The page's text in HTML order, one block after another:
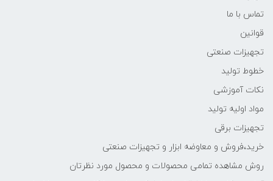
تماس با ما
قوانین
تجهیزات صنعتی
خطوط تولید
نکات آموزشی
مواد اولیه تولید
تجهیزات برقی
خرید،فروش و معاوضه ابزار و تجهیزات صنعتی
روش مشاهده تمامی محصولات و محصول مورد نظرتان